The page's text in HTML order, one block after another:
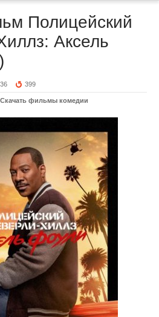
Полицейский
Аксель
399
Скачать фильмы комедии